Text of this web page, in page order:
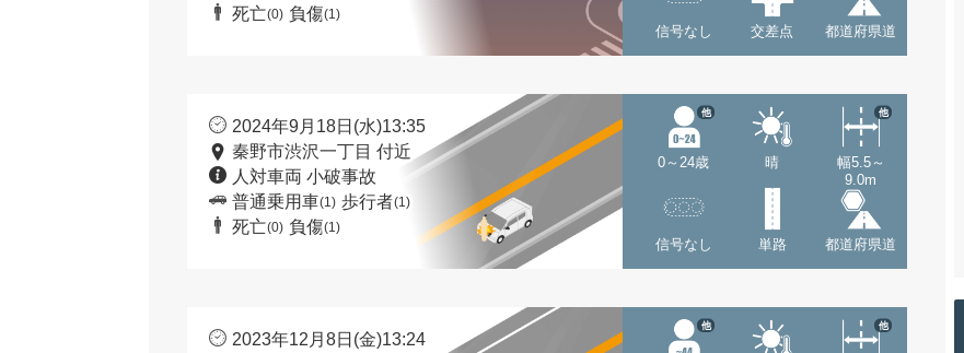
死亡(0) 負傷(1)
信号なし 交差点 都道府県道
2024年9月18日(水)13:35
秦野市渋沢一丁目 付近
人対車両 小破事故
普通乗用車(1) 歩行者(1)
死亡(0) 負傷(1)
0～24歳
他
晴
幅5.5～
9.0m
他
信号なし 単路 都道府県道
2023年12月8日(金)13:24
他 他